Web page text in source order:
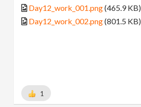
Day12_work_001.png(465.9 KB)
Day12_work_002.png(801.5 KB)
1